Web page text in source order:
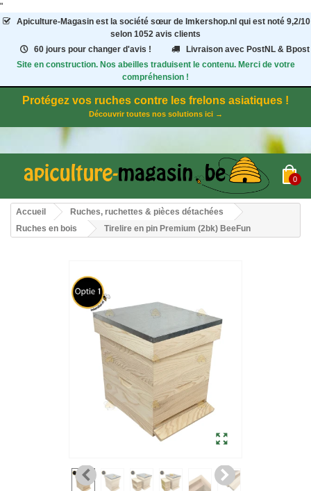
"
Apiculture-Magasinest la société sœur de Imkershop.nl qui est noté 9,2/10
selon 1052 avis clients
60 jours pour changer d'avis !
Livraison avec PostNL & Bpost
Site en construction. Nos abeilles traduisent le contenu. Merci de votre
compréhension !
Protégez vos ruches contre les frelons asiatiques !
Découvrir toutes nos solutions ici →
0
Accueil
Ruches, ruchettes & pièces détachées
Ruches en bois
Tirelire en pin Premium (2bk) BeeFun